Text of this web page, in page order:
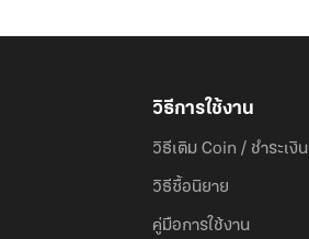
วิธีการใช้งาน
วิธีเติม Coin / ชำระเงิน
วิธีซื้อนิยาย
คู่มือการใช้งาน